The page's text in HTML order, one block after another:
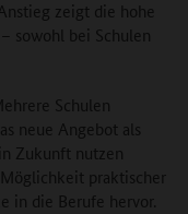
zeigt die hohe
sowohl bei Schulen
Schulen
neue Angebot als
Zukunft nutzen
praktischer
in die Berufe hervor.